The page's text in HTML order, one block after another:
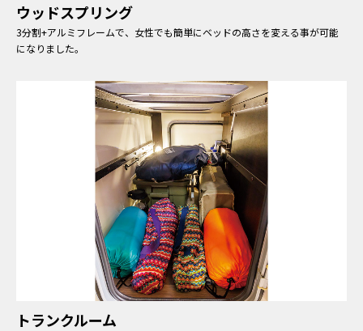
ウッドスプリング
3分割+アルミフレームで、女性でも簡単にベッドの高さを変える事が可能
になりました。
トランクルーム